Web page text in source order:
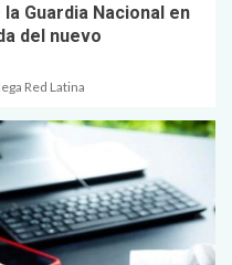
Guardia Nacional en
del nuevo
Red Latina